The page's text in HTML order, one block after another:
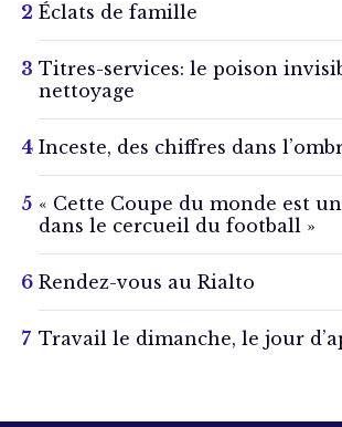
Éclats de famille
Titres-services: le poison
nettoyage
Inceste, des chiffres dans
« Cette Coupe du monde est
dans le cercueil du football »
Rendez-vous au Rialto
Travail le dimanche, le jour